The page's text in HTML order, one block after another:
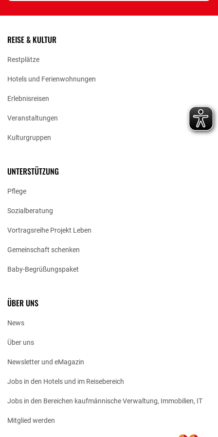
REISE & KULTUR
Restplätze
Hotels und Ferienwohnungen
Erlebnisreisen
Veranstaltungen
Kulturgruppen
UNTERSTÜTZUNG
Pflege
Sozialberatung
Vortragsreihe Projekt Leben
Gemeinschaft schenken
Baby-Begrüßungspaket
ÜBER UNS
News
Über uns
Newsletter und eMagazin
Jobs in den Hotels und im Reisebereich
Jobs in den Bereichen kaufmännische Verwaltung, Immobilien, IT
Mitglied werden